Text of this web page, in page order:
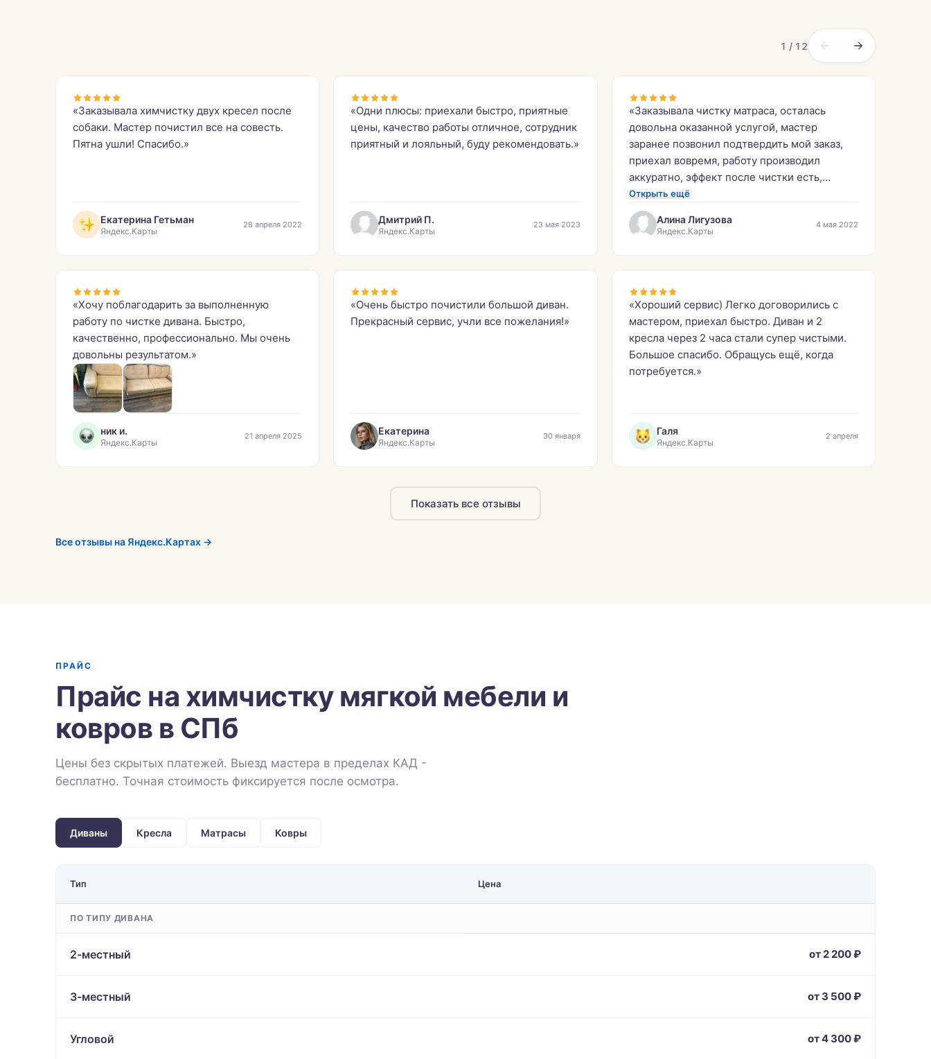
1 / 12
«Заказывала химчистку двух кресел после
собаки. Мастер почистил все на совесть.
Пятна ушли! Спасибо.»
Екатерина Гетьман
Яндекс.Карты
28 апреля 2022
«Одни плюсы: приехали быстро, приятные
цены, качество работы отличное, сотрудник
приятный и лояльный, буду рекомендовать.»
Дмитрий П.
Яндекс.Карты
23 мая 2023
«Заказывала чистку матраса, осталась
довольна оказанной услугой, мастер
заранее позвонил подтвердить мой заказ,
приехал вовремя, работу производил
аккуратно, эффект после чистки есть,
результатом довольна!»
Открыть ещё
Алина Лигузова
Яндекс.Карты
4 мая 2022
«Хочу поблагодарить за выполненную
работу по чистке дивана. Быстро,
качественно, профессионально. Мы очень
довольны результатом.»
ник и.
Яндекс.Карты
21 апреля 2025
«Очень быстро почистили большой диван.
Прекрасный сервис, учли все пожелания!»
Екатерина
Яндекс.Карты
30 января
«Хороший сервис) Легко договорились с
мастером, приехал быстро. Диван и 2
кресла через 2 часа стали супер чистыми.
Большое спасибо. Обращусь ещё, когда
потребуется.»
Галя
Яндекс.Карты
2 апреля
Показать все отзывы
Все отзывы на Яндекс.Картах →
ПРАЙС
Прайс на химчистку мягкой мебели и
ковров в СПб
Цены без скрытых платежей. Выезд мастера в пределах КАД -
бесплатно. Точная стоимость фиксируется после осмотра.
Диваны Кресла Матрасы Ковры
Тип Цена
ПО ТИПУ ДИВАНА
2-местный от 2 200 ₽
3-местный от 3 500 ₽
Угловой от 4 300 ₽